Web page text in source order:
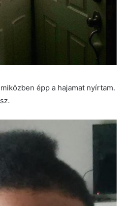
épp a hajamat nyírtam.